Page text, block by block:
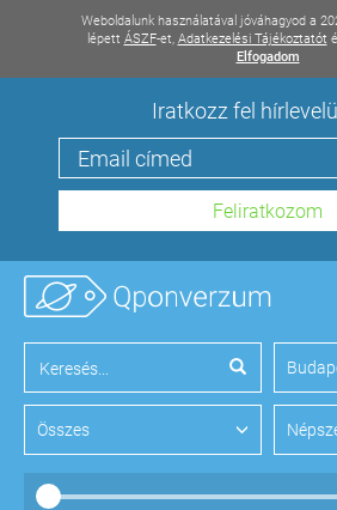
Weboldalunk használatával jóváhagyod a
lépett ÁSZF-et, Adatkezelési Tájékoztatót
Elfogadom
Iratkozz fel
Összes